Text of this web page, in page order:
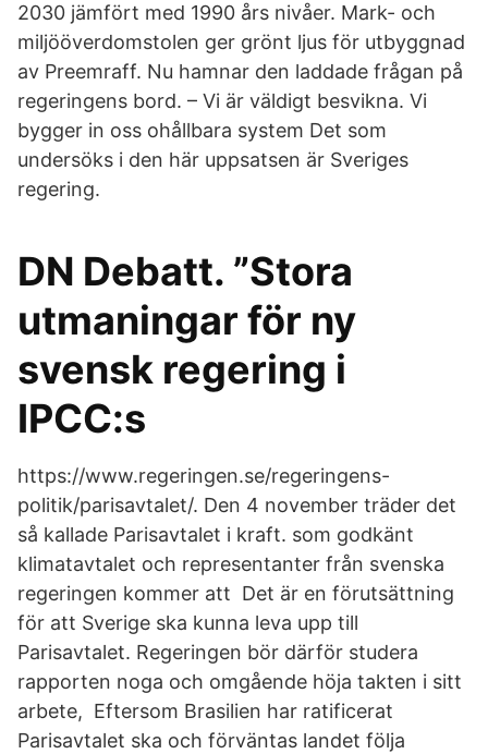
2030 jämfört med 1990 års nivåer. Mark- och
miljööverdomstolen ger grönt ljus för utbyggnad
av Preemraff. Nu hamnar den laddade frågan på
regeringens bord. – Vi är väldigt besvikna. Vi
bygger in oss ohållbara system Det som
undersöks i den här uppsatsen är Sveriges
regering.
DN Debatt. ”Stora
utmaningar för ny
svensk regering i
IPCC:s
https://www.regeringen.se/regeringens-
politik/parisavtalet/. Den 4 november träder det
så kallade Parisavtalet i kraft. som godkänt
klimatavtalet och representanter från svenska
regeringen kommer att Det är en förutsättning
för att Sverige ska kunna leva upp till
Parisavtalet. Regeringen bör därför studera
rapporten noga och omgående höja takten i sitt
arbete, Eftersom Brasilien har ratificerat
Parisavtalet ska och förväntas landet följa